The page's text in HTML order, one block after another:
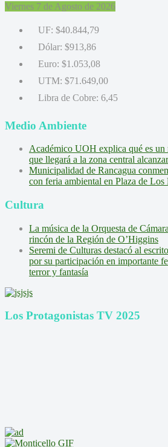
Viernes 7 de Agosto de 2026
UF: $40.844,79
Dólar: $913,86
Euro: $1.053,08
UTM: $71.649,00
Libra de Cobre: 6,45
Medio Ambiente
Académico UOH explica qué es un
que llegará a la zona central
Municipalidad de Rancagua
con feria ambiental en Plaza de Los
Cultura
La música de la Orquesta de
rincón de la Región de O’Higgins
Seremi de Culturas destacó al
por su participación en importante
terror y fantasía
Los Protagonistas TV 2025